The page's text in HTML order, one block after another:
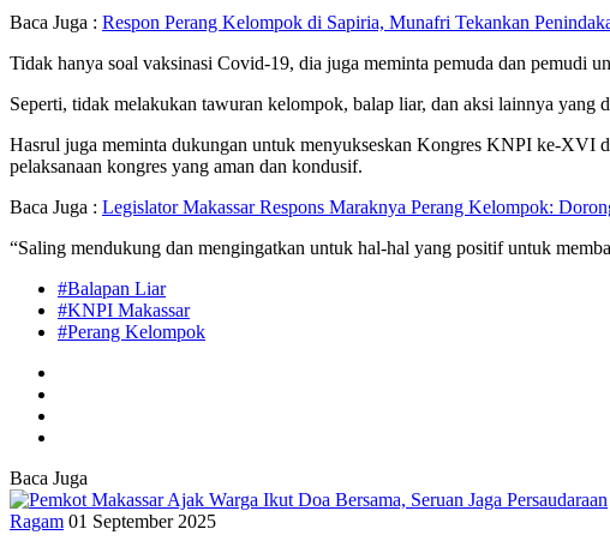
Baca Juga : Respon Perang Kelompok di Sapiria, Munafri Tekankan
Tidak hanya soal vaksinasi Covid-19, dia juga meminta pemuda dan pemudi
Seperti, tidak melakukan tawuran kelompok, balap liar, dan aksi lainnya yang
Hasrul juga meminta dukungan untuk menyukseskan Kongres KNPI ke-XVI
pelaksanaan kongres yang aman dan kondusif.
Baca Juga : Legislator Makassar Respons Maraknya Perang Kelompok:
“Saling mendukung dan mengingatkan untuk hal-hal yang positif untuk
#Balapan Liar
#KNPI Makassar
#Perang Kelompok
Baca Juga
Ragam 01 September 2025